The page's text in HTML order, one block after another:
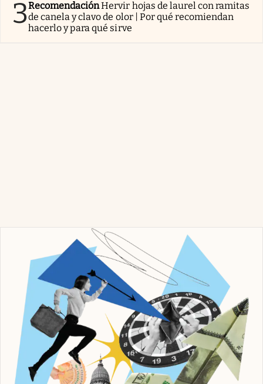
3RecomendaciónHervir hojas de laurel con ramitas
de canela y clavo de olor | Por qué recomiendan
hacerlo y para qué sirve